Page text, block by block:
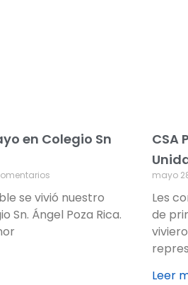
en Colegio Sn
se vivió nuestro
Sn. Ángel Poza Rica.
CSA
mayo
Les
de
Leer